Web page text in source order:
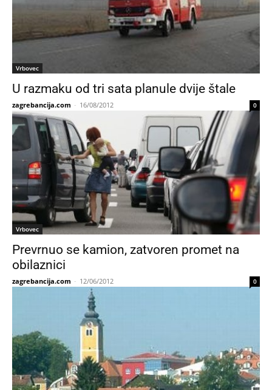
Vrbovec
U razmaku od tri sata planule dvije štale
zagrebancija.com - 16/08/2012 0
Vrbovec
Prevrnuo se kamion, zatvoren promet na
obilaznici
zagrebancija.com - 12/06/2012 0